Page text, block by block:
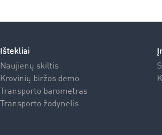
Ištekliai
Naujienų skiltis
Krovinių biržos demo
Transporto barometras
Transporto žodynėlis